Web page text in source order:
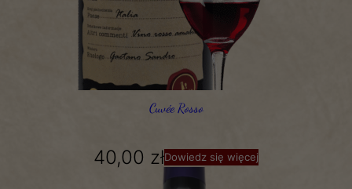
Cuvée Rosso
40,00 złDowiedz się więcej